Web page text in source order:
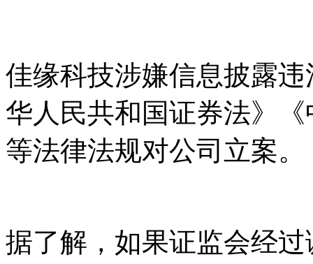
佳缘科技涉嫌信息披露
华人民共和国证券法》
等法律法规对公司立案。
据了解，如果证监会经